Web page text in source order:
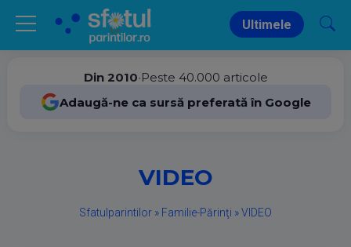
Ultimele
Din 2010•Peste 40.000 articole
Adaugă-ne ca sursă preferată în Google
VIDEO
Sfatulparintilor » Familie-Părinţi »VIDEO